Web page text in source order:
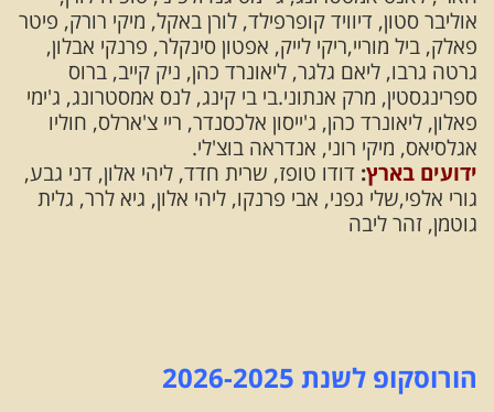
אוליבר סטון, דיוויד קופרפילד, לורן באקל, מיקי רורק, פיטר
פאלק, ביל מוריי,ריקי לייק, אפטון סינקלר, פרנקי אבלון,
גרטה גרבו, ליאם גלגר, ליאונרד כהן, ניק קייב, ברוס
ספרינגסטין, מרק אנתוני.בי בי קינג, לנס אמסטרונג, ג'ימי
פאלון, ליאונרד כהן, ג'ייסון אלכסנדר, ריי צ'ארלס, חוליו
אגלסיאס, מיקי רוני, אנדראה בוצ'לי.
ידועים בארץ: דודו טופז, שרית חדד, ליהי אלון, דני גבע,
גורי אלפי,שלי גפני, אבי פרנקו, ליהי אלון, גיא לרר, גלית
גוטמן, זהר ליבה
הורוסקופ לשנת 2026-2025